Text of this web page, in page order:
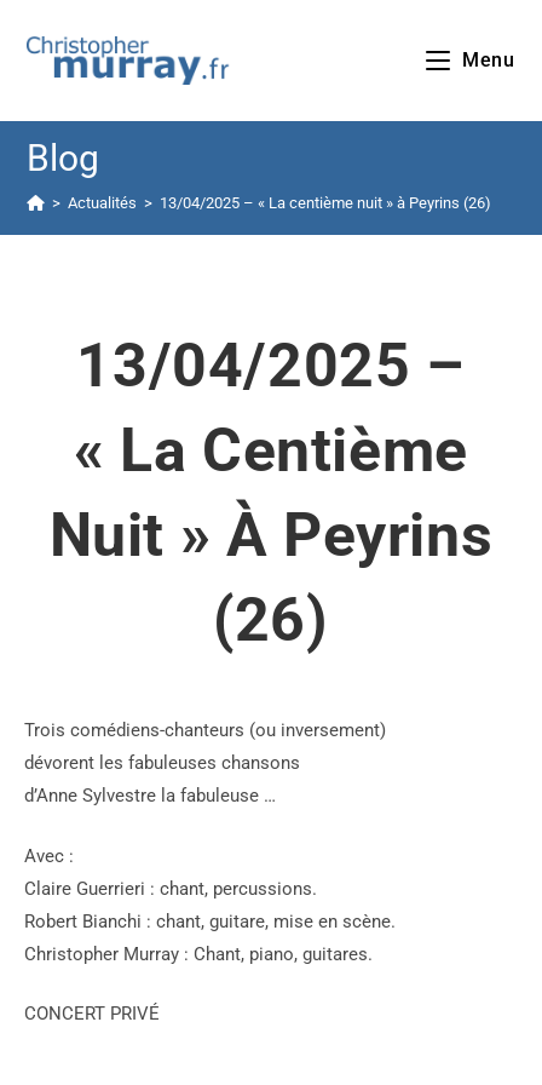
Menu
Blog
> Actualités > 13/04/2025 – « La centième nuit » à Peyrins (26)
13/04/2025 –
« La Centième
Nuit » À Peyrins
(26)
Trois comédiens-chanteurs (ou inversement)
dévorent les fabuleuses chansons
d’Anne Sylvestre la fabuleuse …
Avec :
Claire Guerrieri : chant, percussions.
Robert Bianchi : chant, guitare, mise en scène.
Christopher Murray : Chant, piano, guitares.
CONCERT PRIVÉ